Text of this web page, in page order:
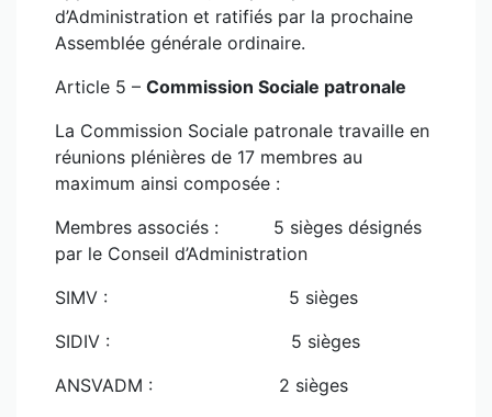
d’Administration et ratifiés par la prochaine
Assemblée générale ordinaire.
Article 5 – Commission Sociale patronale
La Commission Sociale patronale travaille en
réunions plénières de 17 membres au
maximum ainsi composée :
Membres associés : 5 sièges désignés
par le Conseil d’Administration
SIMV : 5 sièges
SIDIV : 5 sièges
ANSVADM : 2 sièges